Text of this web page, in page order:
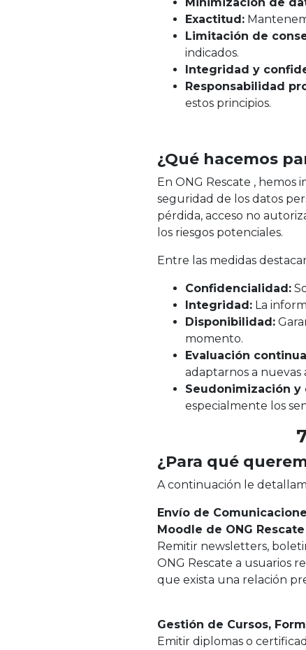
Exactitud:
Limitación de
indicados.
Integridad y
Responsabilidad
estos principios.
¿Qué hacemos
En ONG Rescate , hemos
seguridad de los datos
pérdida, acceso no
los riesgos potenciales.
Entre las medidas
Confidencialidad:
Integridad: La
Disponibilidad:
momento.
Evaluación
adaptarnos a nuevas
Seudonimización y
especialmente los
¿Para qué
A continuación le
Envío de
Moodle de ONG Rescate
Remitir newsletters,
ONG Rescate a usuarios
que exista una relación
Gestión de Cursos,
Emitir diplomas o